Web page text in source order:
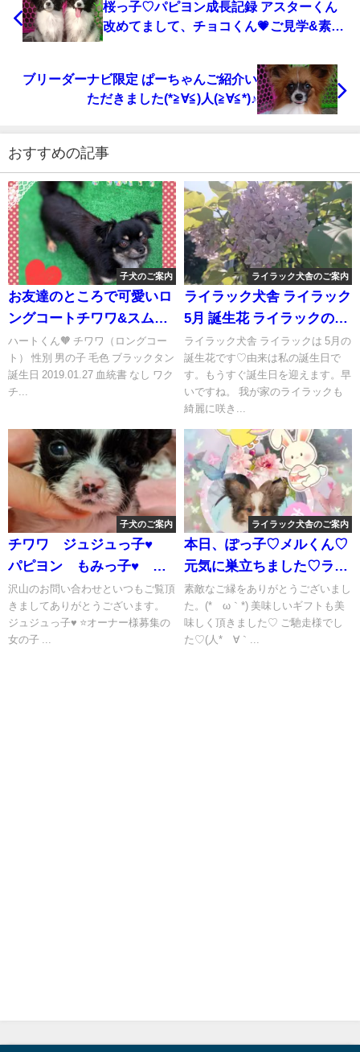
桜っ子♡パピヨン成長記録 アスターくん
改めてまして、チョコくん💗ご見学&素敵
い致します。m(_ _)mいつでもお里のおば
さんを頼ってください。m(_ _)m
ブリーダーナビ限定 ぱーちゃんご紹介い
ただきました(*≧∀≦)人(≧∀≦*)♪
おすすめの記事
子犬のご案内
お友達のところで可愛いロ
ングコートチワワ&スムー
スコートチワワ🧡オーナー
様募集しております。
ハートくん🧡 チワワ（ロングコー
ト） 性別 男の子 毛色 ブラックタン
誕生日 2019.01.27 血統書 なし ワク
チ...
ライラック犬舎のご案内
ライラック犬舎 ライラック
5月 誕生花 ライラックのか
わい子達のご案内です。オ
ーナー様募集中です
♡(⁠人⁠ ⁠•͈⁠ᴗ⁠•͈⁠)チワワ&パピヨン
ブリーダー千葉県 匝瑳市
ライラック犬舎 ライラックは 5月の
誕生花です♡由来は私の誕生日で
す。もうすぐ誕生日を迎えます。早
いですね。 我が家のライラックも
綺麗に咲き...
子犬のご案内
チワワ ジュジュっ子♥
パピヨン もみっ子♥ 成
長記録 オーナー様募集中
沢山のお問い合わせといつもご覧頂
きましてありがとうございます。
ジュジュっ子♥ ⭐オーナー様募集の
女の子 ...
ライラック犬舎のご案内
本日、ぽっ子♡メルくん♡
元気に巣立ちました♡ライ
ラック犬舎 パピヨン 素
敵なご縁をありがとうござ
いました。(⁠人⁠ ⁠•͈⁠ᴗ⁠•͈⁠)
素敵なご縁をありがとうございまし
た。(⁠*⁠´⁠ω⁠｀⁠*⁠) 美味しいギフトも美
味しく頂きました♡ ご馳走様でし
た♡(⁠人⁠*⁠´⁠∀⁠｀...